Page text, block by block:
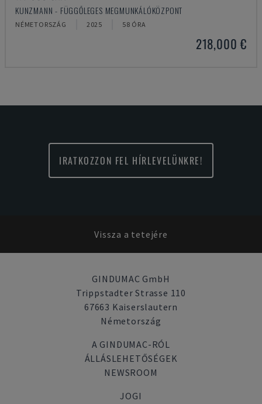
KUNZMANN - FÜGGŐLEGES MEGMUNKÁLÓKÖZPONT
NÉMETORSZÁG 2025 58 ÓRA
218,000 €
IRATKOZZON FEL HÍRLEVELÜNKRE!
Vissza a tetejére
GINDUMAC GmbH
Trippstadter Strasse 110
67663 Kaiserslautern
Németország
A GINDUMAC-RÓL
ÁLLÁSLEHETŐSÉGEK
NEWSROOM
JOGI